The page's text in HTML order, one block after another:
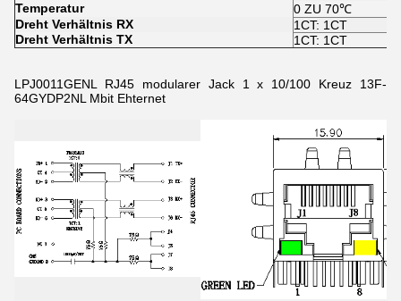
Temperatur
0 ZU 70℃
Dreht Verhältnis RX
1CT: 1CT
Dreht Verhältnis TX
1CT: 1CT
LPJ0011GENL RJ45 modularer Jack 1 x 10/100 Kreuz 13F-
64GYDP2NL Mbit Ehternet